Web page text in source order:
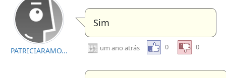
PATRICIARAMO...
Sim
um ano atrás 0 0